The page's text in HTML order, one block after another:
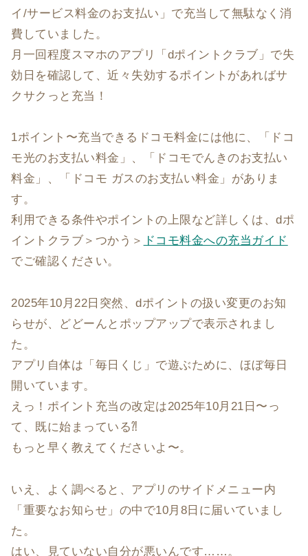
イ/サービス料金のお支払い」で充当して無駄なく消
費していました。
月一回程度スマホのアプリ「dポイントクラブ」で失
効日を確認して、近々失効するポイントがあればサ
クサクっと充当！
1ポイント〜充当できるドコモ料金には他に、「ドコ
モ光のお支払い料金」、「ドコモでんきのお支払い
料金」、「ドコモ ガスのお支払い料金」がありま
す。
利用できる条件やポイントの上限など詳しくは、dポ
イントクラブ＞つかう＞
ドコモ料金への充当ガイド
でご確認ください。
2025年10月22日突然、dポイントの扱い変更のお知
らせが、どどーんとポップアップで表示されまし
た。
アプリ自体は「毎日くじ」で遊ぶために、ほぼ毎日
開いています。
えっ！ポイント充当の改定は2025年10月21日〜っ
て、既に始まっている⁈
もっと早く教えてくださいよ〜。
いえ、よく調べると、アプリのサイドメニュー内
「重要なお知らせ」の中で10月8日に届いていまし
た。
はい、見ていない自分が悪いんです……。